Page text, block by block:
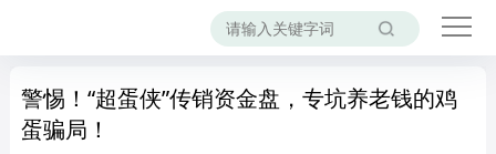
警惕！“超蛋侠”传销资金盘，专坑养老钱的鸡
蛋骗局！